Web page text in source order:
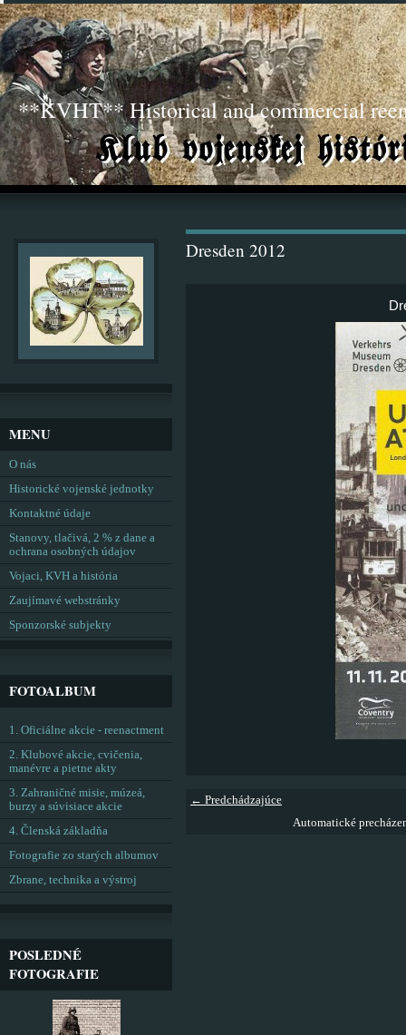
**KVHT** Historical and commercial
Dresden 2012
← Predchádzajúce
Automatické
MENU
O nás
Historické vojenské jednotky
Kontaktné údaje
Stanovy, tlačivá, 2 % z dane a
ochrana osobných údajov
Vojaci, KVH a história
Zaujímavé webstránky
Sponzorské subjekty
FOTOALBUM
1. Oficiálne akcie - reenactment
2. Klubové akcie, cvičenia,
manévre a pietne akty
3. Zahraničné misie, múzeá,
burzy a súvisiace akcie
4. Členská základňa
Fotografie zo starých albumov
Zbrane, technika a výstroj
POSLEDNÉ
FOTOGRAFIE